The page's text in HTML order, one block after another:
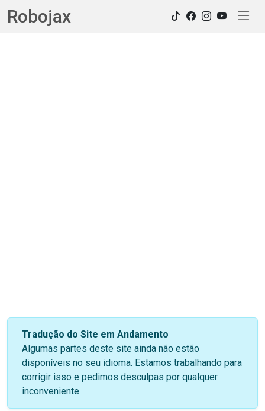
Robojax
Tradução do Site em Andamento
Algumas partes deste site ainda não estão
disponíveis no seu idioma. Estamos trabalhando para
corrigir isso e pedimos desculpas por qualquer
inconveniente.